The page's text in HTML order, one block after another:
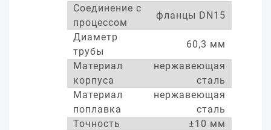
Соединение с
процессом
фланцы DN15
Диаметр
трубы
60,3 мм
Материал
корпуса
нержавеющая
сталь
Материал
поплавка
нержавеющая
сталь
Точность
±10 мм